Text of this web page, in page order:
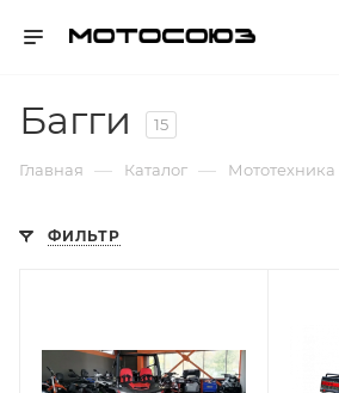
Багги 15
Главная — Каталог — Мототехника
ФИЛЬТР